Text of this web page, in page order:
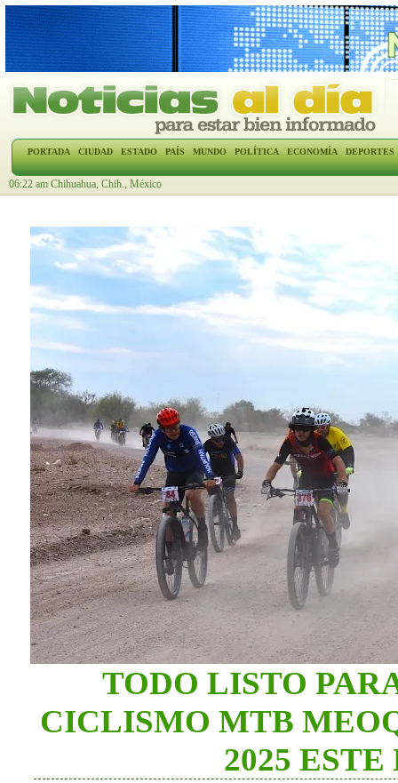
PORTADA CIUDAD ESTADO PAÍS MUNDO POLÍTICA ECONOMÍA DEPORTES
06:22 am Chihuahua, Chih., México
TODO LISTO
CICLISMO MTB
2025